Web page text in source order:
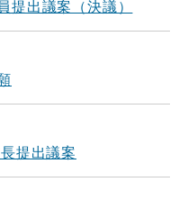
出議案（決議）
提出議案